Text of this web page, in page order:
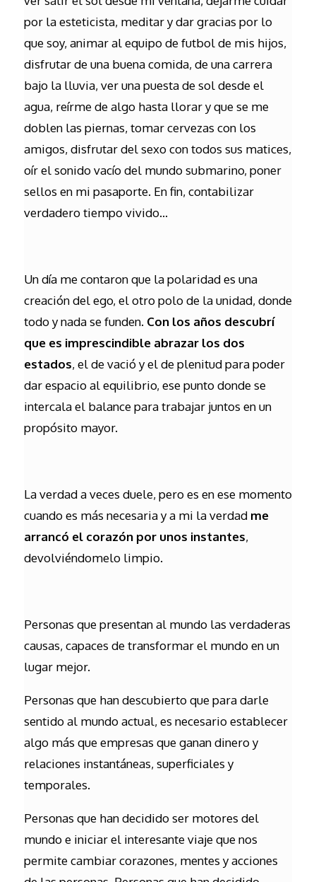
por la esteticista, meditar y dar gracias por lo
que soy, animar al equipo de futbol de mis hijos,
disfrutar de una buena comida, de una carrera
bajo la lluvia, ver una puesta de sol desde el
agua, reírme de algo hasta llorar y que se me
doblen las piernas, tomar cervezas con los
amigos, disfrutar del sexo con todos sus matices,
oír el sonido vacío del mundo submarino, poner
sellos en mi pasaporte. En fin, contabilizar
verdadero tiempo vivido…
Un día me contaron que la polaridad es una
creación del ego, el otro polo de la unidad, donde
todo y nada se funden. Con los años descubrí
que es imprescindible abrazar los dos
estados, el de vació y el de plenitud para poder
dar espacio al equilibrio, ese punto donde se
intercala el balance para trabajar juntos en un
propósito mayor.
La verdad a veces duele, pero es en ese momento
cuando es más necesaria y a mi la verdad me
arrancó el corazón por unos instantes,
devolviéndomelo limpio.
Personas que presentan al mundo las verdaderas
causas, capaces de transformar el mundo en un
lugar mejor.
Personas que han descubierto que para darle
sentido al mundo actual, es necesario establecer
algo más que empresas que ganan dinero y
relaciones instantáneas, superficiales y
temporales.
Personas que han decidido ser motores del
mundo e iniciar el interesante viaje que nos
permite cambiar corazones, mentes y acciones